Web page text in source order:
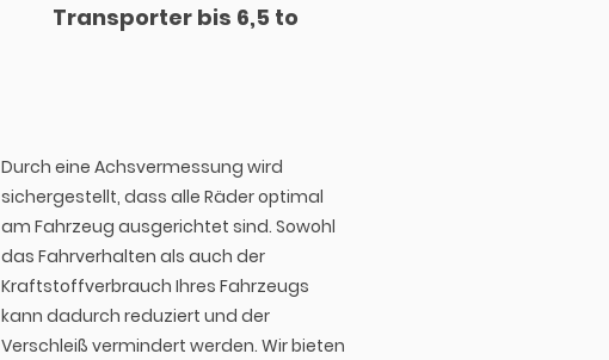
Transporter bis 6,5 to
Durch eine Achsvermessung wird
sichergestellt, dass alle Räder optimal
am Fahrzeug ausgerichtet sind. Sowohl
das Fahrverhalten als auch der
Kraftstoffverbrauch Ihres Fahrzeugs
kann dadurch reduziert und der
Verschleiß vermindert werden. Wir bieten